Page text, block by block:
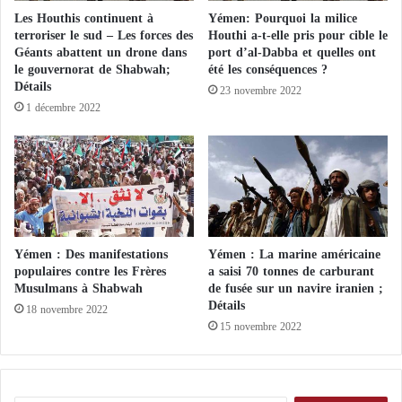
Le rapport indique que les milices Houthis ont
transformé 378 mosquées en casernes militaires où
elles prennent le khat, le chicha, du reniflement et de
la danse et 94 mosquées en un centre de lavage de
cerveau et de déformation des esprits.
Violations en masse
Le rapport rendait compte de la transformation de 54
mosquées en salle d’opérations des milices armées
Houthis, de 35 fermetures de mosquées, de 1 256 cas
d’imams et de 467 cas de fermeture d’écoles chargées
de préserver le Coran.
Le rapport a également révélé que les milices Houthis
n
t
d
u
Q
a
a
r
a
v
e
c
d
e
s
m
l
a
Les Houthis continuent à
terroriser le sud – Les forces des
Géants abattent un drone dans
le gouvernorat de Shabwah;
Détails
1 décembre 2022
Yémen: Pourquoi la milice
Houthi a-t-elle pris pour cible le
port d’al-Dabba et quelles ont
été les conséquences ?
23 novembre 2022
Yémen : Des manifestations
populaires contre les Frères
Musulmans à Shabwah
18 novembre 2022
Yémen : La marine américaine
a saisi 70 tonnes de carburant
de fusée sur un navire iranien ;
Détails
15 novembre 2022